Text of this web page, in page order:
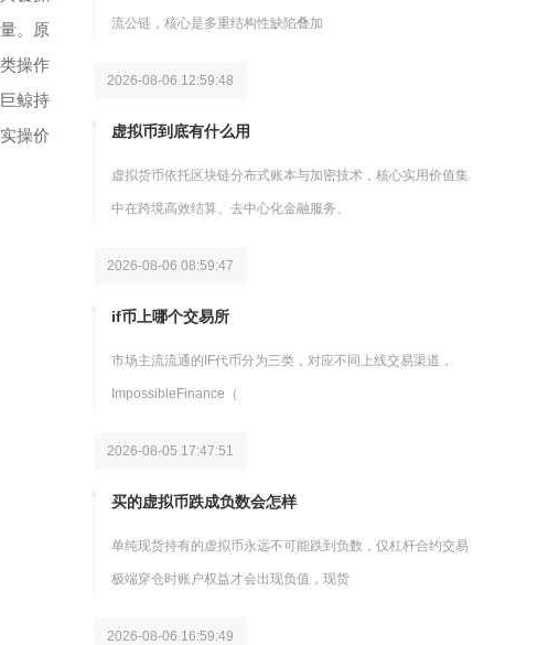
。原
操作
鲸持
操价
流公链，核心是多重结构性缺陷叠加
2026-08-06 12:59:48
虚拟币到底有什么用
虚拟货币依托区块链分布式账本与加密技术，核心实用价值集
中在跨境高效结算、去中心化金融服务、
2026-08-06 08:59:47
if币上哪个交易所
市场主流流通的IF代币分为三类，对应不同上线交易渠道，
ImpossibleFinance（
2026-08-05 17:47:51
买的虚拟币跌成负数会怎样
单纯现货持有的虚拟币永远不可能跌到负数，仅杠杆合约交易
极端穿仓时账户权益才会出现负值，现货
2026-08-06 16:59:49